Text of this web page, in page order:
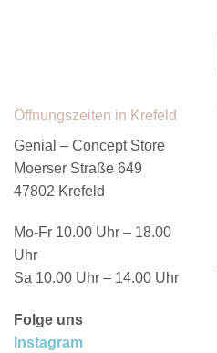
Öffnungszeiten in Krefeld
Genial – Concept Store
Moerser Straße 649
47802 Krefeld
Mo-Fr 10.00 Uhr – 18.00
Uhr
Sa 10.00 Uhr – 14.00 Uhr
Folge uns
Instagram